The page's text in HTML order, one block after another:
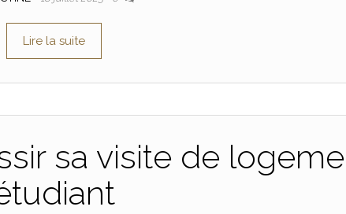
Lire la suite
sa visite de